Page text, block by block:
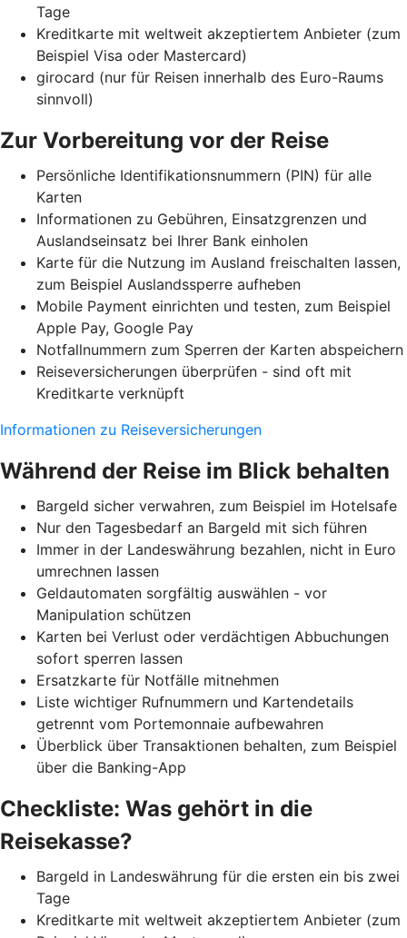
Tage
Kreditkarte mit weltweit akzeptiertem Anbieter (zum
Beispiel Visa oder Mastercard)
girocard (nur für Reisen innerhalb des Euro-Raums
sinnvoll)
Zur Vorbereitung vor der Reise
Persönliche Identifikationsnummern (PIN) für alle
Karten
Informationen zu Gebühren, Einsatzgrenzen und
Auslandseinsatz bei Ihrer Bank einholen
Karte für die Nutzung im Ausland freischalten lassen,
zum Beispiel Auslandssperre aufheben
Mobile Payment einrichten und testen, zum Beispiel
Apple Pay, Google Pay
Notfallnummern zum Sperren der Karten abspeichern
Reiseversicherungen überprüfen - sind oft mit
Kreditkarte verknüpft
Informationen zu Reiseversicherungen
Während der Reise im Blick behalten
Bargeld sicher verwahren, zum Beispiel im Hotelsafe
Nur den Tagesbedarf an Bargeld mit sich führen
Immer in der Landeswährung bezahlen, nicht in Euro
umrechnen lassen
Geldautomaten sorgfältig auswählen - vor
Manipulation schützen
Karten bei Verlust oder verdächtigen Abbuchungen
sofort sperren lassen
Ersatzkarte für Notfälle mitnehmen
Liste wichtiger Rufnummern und Kartendetails
getrennt vom Portemonnaie aufbewahren
Überblick über Transaktionen behalten, zum Beispiel
über die Banking-App
Checkliste: Was gehört in die
Reisekasse?
Bargeld in Landeswährung für die ersten ein bis zwei
Tage
Kreditkarte mit weltweit akzeptiertem Anbieter (zum